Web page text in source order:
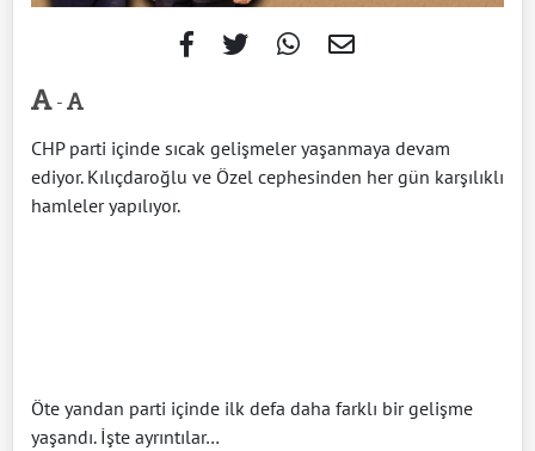
-
CHP parti içinde sıcak gelişmeler yaşanmaya devam
ediyor. Kılıçdaroğlu ve Özel cephesinden her gün karşılıklı
hamleler yapılıyor.
Öte yandan parti içinde ilk defa daha farklı bir gelişme
yaşandı. İşte ayrıntılar…